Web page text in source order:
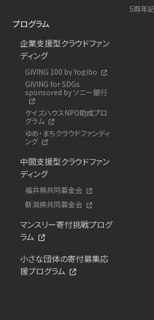
5周年
プログラム
企業支援型クラウドファン
ディング
GIVING 100 by Yogibo
GIVING for SDGs
sponsored by ソニー銀行
ケイズハウスNPO助成プロ
グラム
ゆめ・まちクラウドファンディ
ング
中間支援型クラウドファン
ディング
福井県共同募金会
新潟県共同募金会
マンスリー寄付挑戦プログ
ラム
小さな団体の寄付募集応
援プログラム